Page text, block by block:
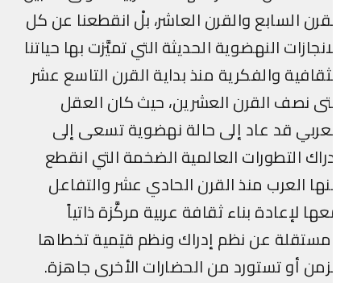
السابع والقرن العاشر، بلْ انقطعنا عن كل
النهضوية الحديثة التي تميَّزت بها حياتنا
والفكرية منذ بداية القرن التاسع عشر
نصف القرن العشرين، حيث كان العقل
قد عاد إلى حالة نهضوية تسعى إلى
التطورات العالمية الضخمة التي انقطع
العرب منذ القرن الحادي عشر والتفاعل
لإعادة بناء ثقافة عربية مركَّزة ذاتياً
عن نظم إدراك ونظم قيَمية تخطاها
أو تستورد من الحضارات الأخرى جاهزة.